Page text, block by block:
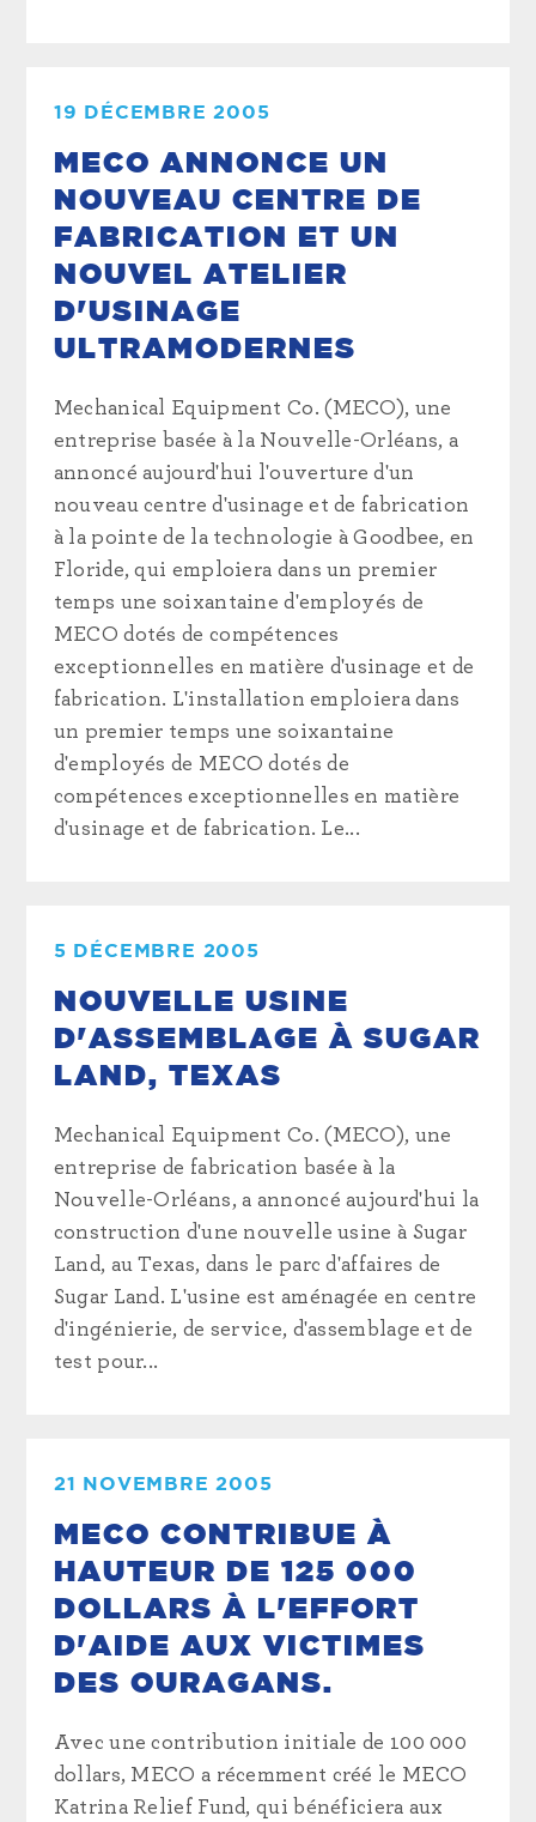
19 DÉCEMBRE 2005
MECO ANNONCE UN
NOUVEAU CENTRE DE
FABRICATION ET UN
NOUVEL ATELIER
D'USINAGE
ULTRAMODERNES
Mechanical Equipment Co. (MECO), une
entreprise basée à la Nouvelle-Orléans, a
annoncé aujourd'hui l'ouverture d'un
nouveau centre d'usinage et de fabrication
à la pointe de la technologie à Goodbee, en
Floride, qui emploiera dans un premier
temps une soixantaine d'employés de
MECO dotés de compétences
exceptionnelles en matière d'usinage et de
fabrication. L'installation emploiera dans
un premier temps une soixantaine
d'employés de MECO dotés de
compétences exceptionnelles en matière
d'usinage et de fabrication. Le...
5 DÉCEMBRE 2005
NOUVELLE USINE
D'ASSEMBLAGE À SUGAR
LAND, TEXAS
Mechanical Equipment Co. (MECO), une
entreprise de fabrication basée à la
Nouvelle-Orléans, a annoncé aujourd'hui la
construction d'une nouvelle usine à Sugar
Land, au Texas, dans le parc d'affaires de
Sugar Land. L'usine est aménagée en centre
d'ingénierie, de service, d'assemblage et de
test pour...
21 NOVEMBRE 2005
MECO CONTRIBUE À
HAUTEUR DE 125 000
DOLLARS À L'EFFORT
D'AIDE AUX VICTIMES
DES OURAGANS.
Avec une contribution initiale de 100 000
dollars, MECO a récemment créé le MECO
Katrina Relief Fund, qui bénéficiera aux